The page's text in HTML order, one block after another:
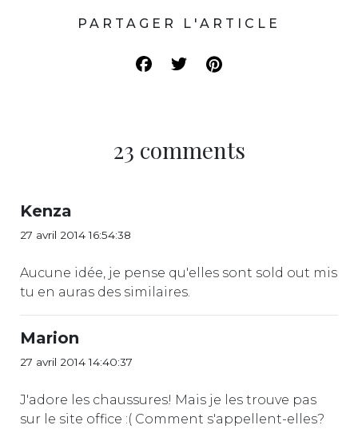
PARTAGER L'ARTICLE
23 comments
Kenza
27 avril 2014 16:54:38
Aucune idée, je pense qu'elles sont sold out mis
tu en auras des similaires.
Marion
27 avril 2014 14:40:37
J'adore les chaussures! Mais je les trouve pas
sur le site office :( Comment s'appellent-elles?